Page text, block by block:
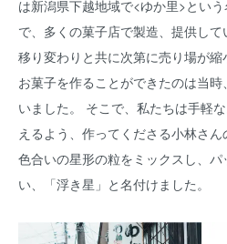
は新潟県下越地域で<ゆか里>とい
で、多くの菓子店で製造、提供し
移り変わりと共に次第に売り場が
お菓子を作ることができたのは当
いました。 そこで、私たちは手軽
えるよう、作ってくださる小林さ
色合いの星形の粒をミックスし、
い、「浮き星」と名付けました。